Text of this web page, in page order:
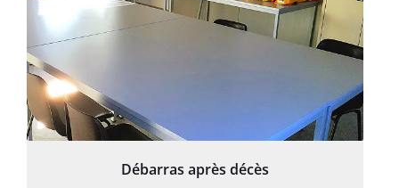
Débarras après décès